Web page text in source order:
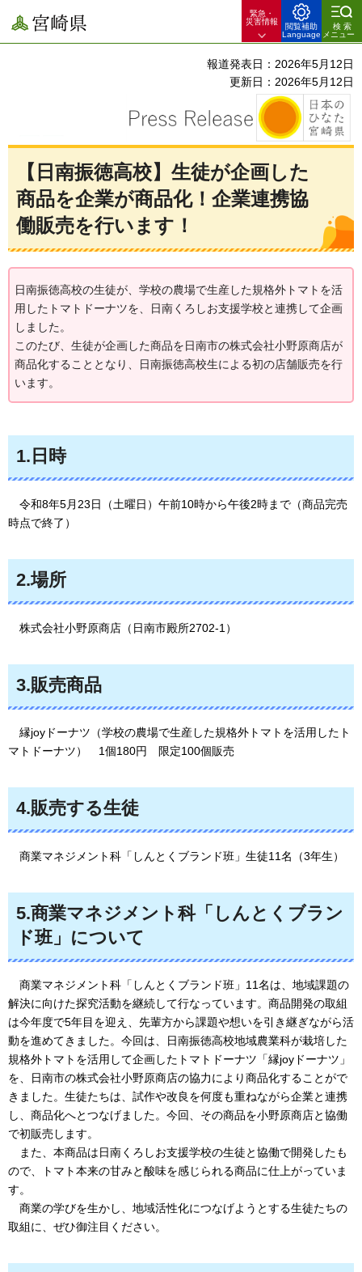
宮崎県
緊急・
災害情報
閲覧補助
Language
検索
メニュー
報道発表日：2026年5月12日
更新日：2026年5月12日
【日南振徳高校】生徒が企画した
商品を企業が商品化！企業連携協
働販売を行います！
日南振徳高校の生徒が、学校の農場で生産した規格外トマトを活
用したトマトドーナツを、日南くろしお支援学校と連携して企画
しました。
このたび、生徒が企画した商品を日南市の株式会社小野原商店が
商品化することとなり、日南振徳高校生による初の店舗販売を行
います。
1.日時
令和8年5月23日（土曜日）午前10時から午後2時まで（商品完売
時点で終了）
2.場所
株式会社小野原商店（日南市殿所2702-1）
3.販売商品
縁joyドーナツ（学校の農場で生産した規格外トマトを活用したト
マトドーナツ）
1個180円 限定100個販売
4.販売する生徒
商業マネジメント科「しんとくブランド班」生徒11名（3年生）
5.商業マネジメント科「しんとくブラン
ド班」について
商業マネジメント科「しんとくブランド班」11名は、地域課題の
解決に向けた探究活動を継続して行なっています。商品開発の取組
は今年度で5年目を迎え、先輩方から課題や想いを引き継ぎながら活
動を進めてきました。今回は、日南振徳高校地域農業科が栽培した
規格外トマトを活用して企画したトマトドーナツ「縁joyドーナツ」
を、日南市の株式会社小野原商店の協力により商品化することがで
きました。生徒たちは、試作や改良を何度も重ねながら企業と連携
し、商品化へとつなげました。今回、その商品を小野原商店と協働
で初販売します。
ま た、本商品は日南くろしお支援学校の生徒と協働で開発したも
ので、トマト本来の甘みと酸味を感じられる商品に仕上がっていま
す。
商業の学びを生かし、地域活性化につなげようとする生徒たちの
取組に、ぜひ御注目ください。